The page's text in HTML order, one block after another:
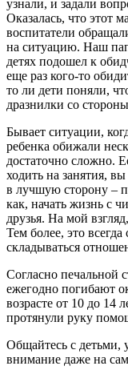
узнали, и задали
Оказалась, что этот
воспитатели
на ситуацию. Наш
детях подошел к
еще раз кого-то
то ли дети поняли,
дразнилки со
Бывает ситуации,
ребенка обижали
достаточно сложно.
ходить на занятия,
в лучшую сторону –
как, начать жизнь с
друзья. На мой
Тем более, это всегда
складываться
Согласно печальной
ежегодно погибают
возрасте от 10 до 14
протянули руку
Общайтесь с детьми,
внимание даже на